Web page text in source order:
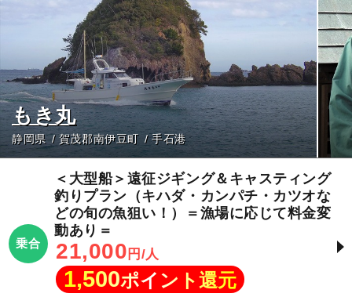
もき丸
静岡県 賀茂郡南伊豆町 手石港
乗合
＜大型船＞遠征ジギング＆キャスティング
釣りプラン（キハダ・カンパチ・カツオな
どの旬の魚狙い！）＝漁場に応じて料金変
動あり＝
21,000 円/人
1,500ポイント還元